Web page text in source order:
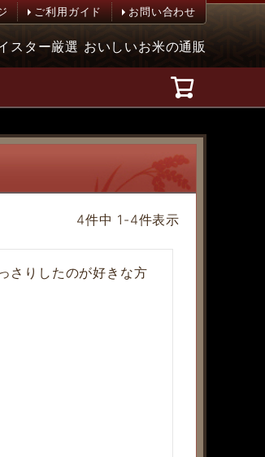
ご利用ガイド お問い合わせ
スター厳選 おいしいお米の通販
4件中 1 -4件表示
さりしたのが好きな方